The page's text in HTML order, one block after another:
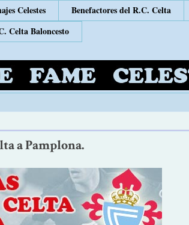
Celestes Benefactores del R.C. Celta
Celta Baloncesto
a Pamplona.